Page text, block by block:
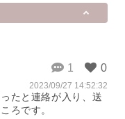
ただけてと
るよう、改
います。
うございま
ておりま
店舗から
誠にありが
さを楽しん
2023/09/27 14:52:32
たと連絡が入り、送
ろです。